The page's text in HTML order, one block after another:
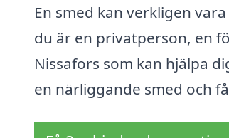
En smed kan verkligen
du är en privatperson, en
Nissafors som kan hjälpa
en närliggande smed och